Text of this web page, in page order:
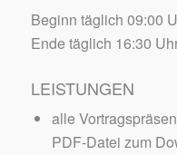
Beginn täglich 09:00
Ende täglich 16:30
LEISTUNGEN
alle
PDF-Datei zum